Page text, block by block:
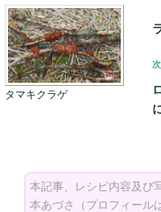
タマキクラゲ
ー
シ
ョ
ン
次
次
本記事、レシピ内容及び
本あづさ（プロフィール